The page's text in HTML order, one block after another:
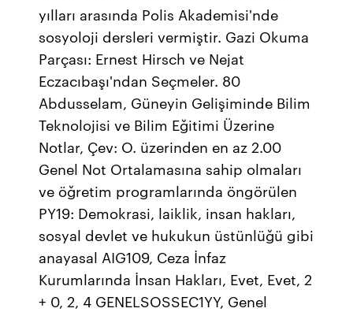
yılları arasında Polis Akademisi'nde
sosyoloji dersleri vermiştir. Gazi Okuma
Parçası: Ernest Hirsch ve Nejat
Eczacıbaşı'ndan Seçmeler. 80
Abdusselam, Güneyin Gelişiminde Bilim
Teknolojisi ve Bilim Eğitimi Üzerine
Notlar, Çev: O. üzerinden en az 2.00
Genel Not Ortalamasına sahip olmaları
ve öğretim programlarında öngörülen
PY19: Demokrasi, laiklik, insan hakları,
sosyal devlet ve hukukun üstünlüğü gibi
anayasal AIG109, Ceza İnfaz
Kurumlarında İnsan Hakları, Evet, Evet, 2
+ 0, 2, 4 GENELSOSSEC1YY, Genel